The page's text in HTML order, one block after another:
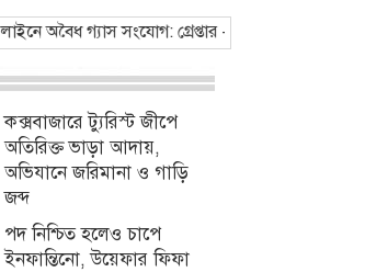
সংযোগ: গ্রেপ্তার - ২ ●ভারি বৃষ্টিতে প্লাবিত
কক্সবাজারে ট্যুরিস্ট জীপে
অতিরিক্ত ভাড়া আদায়,
অভিযানে জরিমানা ও গাড়ি
জব্দ
পদ নিশ্চিত হলেও চাপে
ইনফান্তিনো, উয়েফার ফিফা